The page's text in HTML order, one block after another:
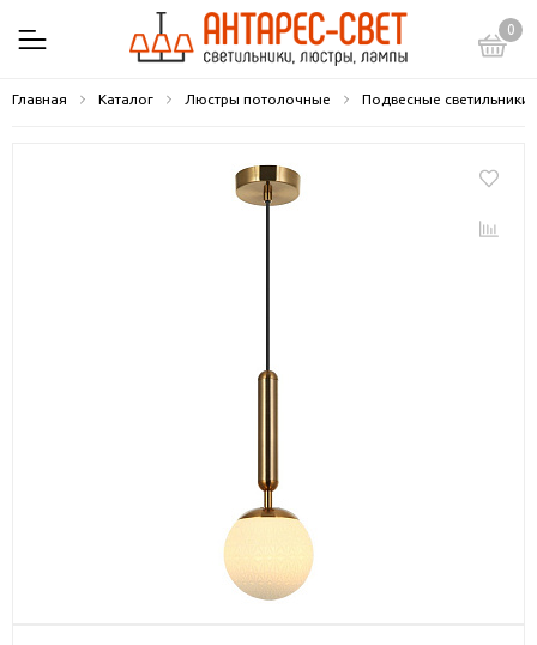
0
Главная Каталог Люстры потолочные Подвесные светильники